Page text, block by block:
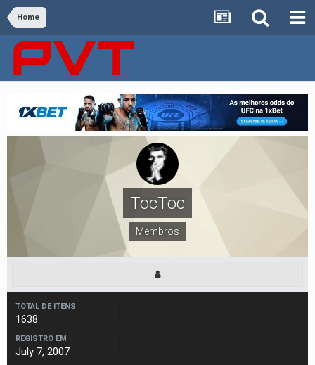
Home
TocToc
Membros
TOTAL DE ITENS
1638
REGISTRO EM
July 7, 2007